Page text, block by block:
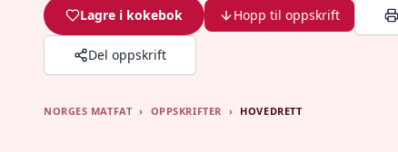
Lagre i kokebok Hopp til oppskrift
Del oppskrift
NORGES MATFAT › OPPSKRIFTER › HOVEDRETT